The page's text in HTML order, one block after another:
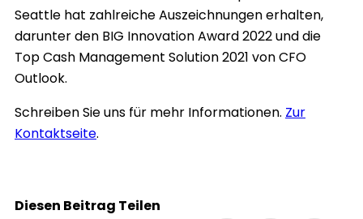
Seattle hat zahlreiche Auszeichnungen erhalten,
darunter den BIG Innovation Award 2022 und die
Top Cash Management Solution 2021 von CFO
Outlook.
Schreiben Sie uns für mehr Informationen. Zur
Kontaktseite.
Diesen Beitrag Teilen